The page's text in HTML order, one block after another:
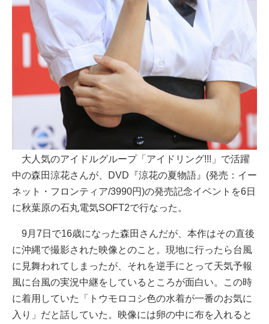
大人気のアイドルグループ「アイドリング!!!」で活躍
中の森田涼花さんが、DVD『涼花の夏物語』(発売：イー
ネット・フロンティア/3990円)の発売記念イベントを6日
に秋葉原の石丸電気SOFT2で行なった。
9月7日で16歳になった森田さんだが、本作はその直後
に沖縄で撮影された映像とのこと。現地に行ったら台風
に見舞われてしまったが、それを逆手にとって天気予報
風に台風の実況中継をしているところが面白い。この時
に着用していた「トウモロコシ色の水着が一番のお気に
入り」だと話していた。映像には卵の中に布を入れると